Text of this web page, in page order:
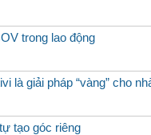
trong lao động
là giải pháp “vàng” cho
tạo góc riêng